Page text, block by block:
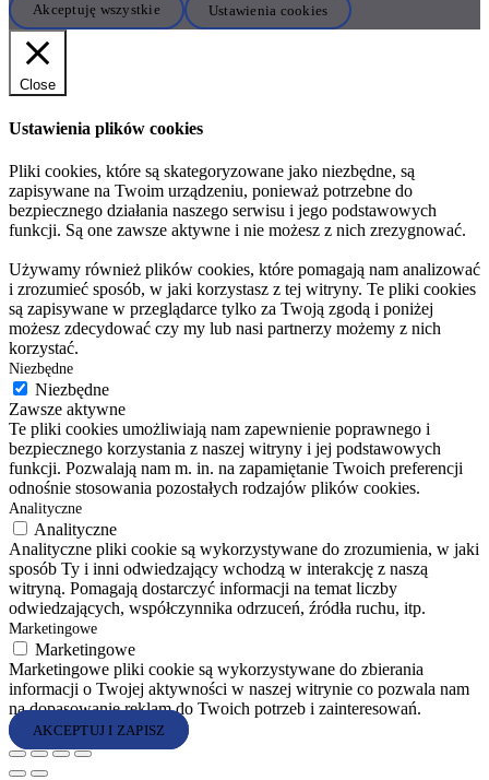
Akceptuję wszystkie Ustawienia cookies
Close
Ustawienia plików cookies
Pliki cookies, które są skategoryzowane jako niezbędne, są
zapisywane na Twoim urządzeniu, ponieważ potrzebne do
bezpiecznego działania naszego serwisu i jego podstawowych
funkcji. Są one zawsze aktywne i nie możesz z nich zrezygnować.
Używamy również plików cookies, które pomagają nam analizować
i zrozumieć sposób, w jaki korzystasz z tej witryny. Te pliki cookies
są zapisywane w przeglądarce tylko za Twoją zgodą i poniżej
możesz zdecydować czy my lub nasi partnerzy możemy z nich
korzystać.
Niezbędne
Niezbędne
Zawsze aktywne
Te pliki cookies umożliwiają nam zapewnienie poprawnego i
bezpiecznego korzystania z naszej witryny i jej podstawowych
funkcji. Pozwalają nam m. in. na zapamiętanie Twoich preferencji
odnośnie stosowania pozostałych rodzajów plików cookies.
Analityczne
Analityczne
Analityczne pliki cookie są wykorzystywane do zrozumienia, w jaki
sposób Ty i inni odwiedzający wchodzą w interakcję z naszą
witryną. Pomagają dostarczyć informacji na temat liczby
odwiedzających, współczynnika odrzuceń, źródła ruchu, itp.
Marketingowe
Marketingowe
Marketingowe pliki cookie są wykorzystywane do zbierania
informacji o Twojej aktywności w naszej witrynie co pozwala nam
na dopasowanie reklam do Twoich potrzeb i zainteresowań.
AKCEPTUJ I ZAPISZ